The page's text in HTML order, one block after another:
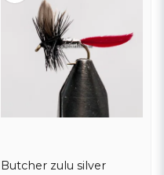
Butcher zulu silver